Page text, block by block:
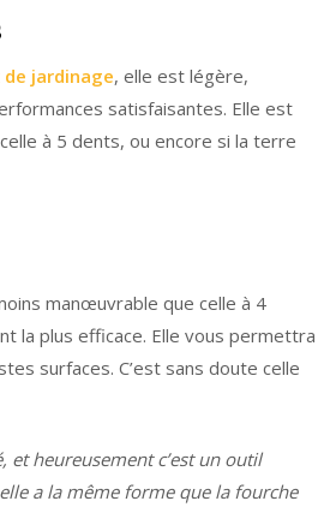
jardinage, elle est légère,
satisfaisantes. Elle est
à 5 dents, ou encore si la terre
manœuvrable que celle à 4
la plus efficace. Elle vous permettra
surfaces. C’est sans doute celle
et heureusement c’est un outil
a la même forme que la fourche